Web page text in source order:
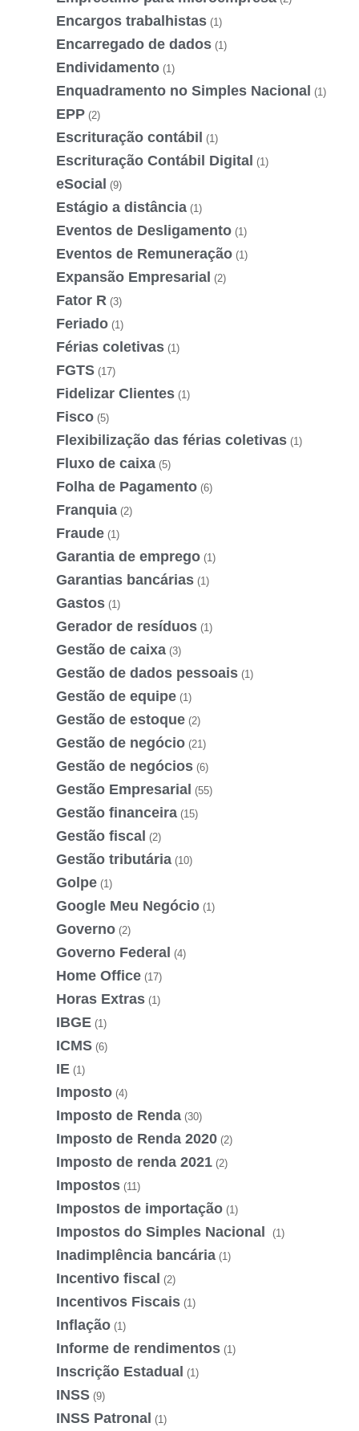
Encargos trabalhistas (1)
Encarregado de dados (1)
Endividamento (1)
Enquadramento no Simples Nacional (1)
EPP (2)
Escrituração contábil (1)
Escrituração Contábil Digital (1)
eSocial (9)
Estágio a distância (1)
Eventos de Desligamento (1)
Eventos de Remuneração (1)
Expansão Empresarial (2)
Fator R (3)
Feriado (1)
Férias coletivas (1)
FGTS (17)
Fidelizar Clientes (1)
Fisco (5)
Flexibilização das férias coletivas (1)
Fluxo de caixa (5)
Folha de Pagamento (6)
Franquia (2)
Fraude (1)
Garantia de emprego (1)
Garantias bancárias (1)
Gastos (1)
Gerador de resíduos (1)
Gestão de caixa (3)
Gestão de dados pessoais (1)
Gestão de equipe (1)
Gestão de estoque (2)
Gestão de negócio (21)
Gestão de negócios (6)
Gestão Empresarial (55)
Gestão financeira (15)
Gestão fiscal (2)
Gestão tributária (10)
Golpe (1)
Google Meu Negócio (1)
Governo (2)
Governo Federal (4)
Home Office (17)
Horas Extras (1)
IBGE (1)
ICMS (6)
IE (1)
Imposto (4)
Imposto de Renda (30)
Imposto de Renda 2020 (2)
Imposto de renda 2021 (2)
Impostos (11)
Impostos de importação (1)
Impostos do Simples Nacional (1)
Inadimplência bancária (1)
Incentivo fiscal (2)
Incentivos Fiscais (1)
Inflação (1)
Informe de rendimentos (1)
Inscrição Estadual (1)
INSS (9)
INSS Patronal (1)